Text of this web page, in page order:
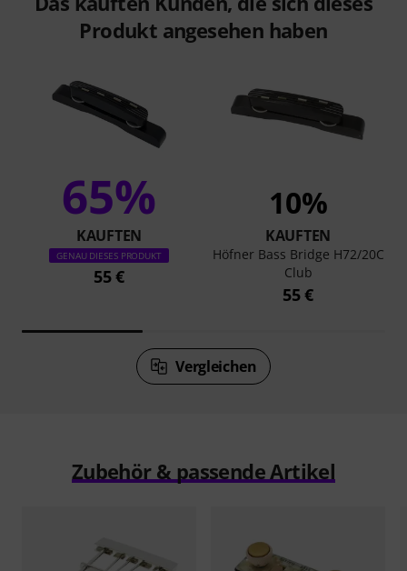
Produkt angesehen haben
65%
KAUFTEN
GENAU DIESES PRODUKT
55 €
10%
KAUFTEN
Höfner Bass Bridge H72/20C
Club
55 €
Vergleichen
Zubehör & passende Artikel